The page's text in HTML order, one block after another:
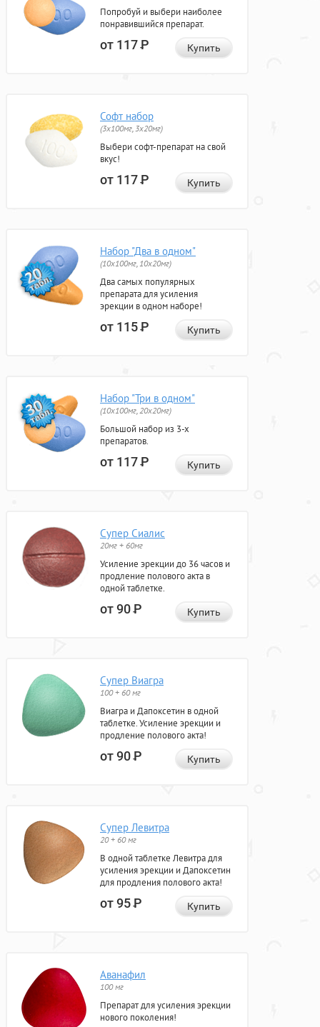
Попробуй и выбери наиболее
понравившийся препарат.
от 117Р Купить
Софт набор
(3x100мг, 3x20мг)
Выбери софт-препарат на свой
вкус!
от 117Р Купить
Набор "Два в одном"
(10x100мг, 10x20мг)
Два самых популярных
препарата для усиления
эрекции в одном наборе!
от 115Р Купить
Набор "Три в одном"
(10x100мг, 20x20мг)
Большой набор из 3-х
препаратов.
от 117Р Купить
Супер Сиалис
20мг + 60мг
Усиление эрекции до 36 часов и
продление полового акта в
одной таблетке.
от 90Р Купить
Супер Виагра
100 + 60 мг
Виагра и Дапоксетин в одной
таблетке. Усиление эрекции и
продление полового акта!
от 90Р Купить
Супер Левитра
20 + 60 мг
В одной таблетке Левитра для
усиления эрекции и Дапоксетин
для продления полового акта!
от 95Р Купить
Аванафил
100 мг
Препарат для усиления эрекции
нового поколения!